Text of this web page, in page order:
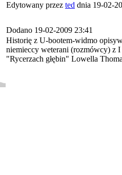
Edytowany przez ted dnia 19-02-
Dodano 19-02-2009 23:41
Historię z U-bootem-widmo
niemieccy weterani (rozmówcy) z
"Rycerzach głębin" Lowella